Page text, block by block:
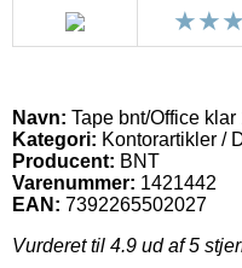
Navn: Tape bnt/Office
Kategori: Kontorartikler /
Producent: BNT
Varenummer: 1421442
EAN: 7392265502027
Vurderet til 4.9 ud af 5